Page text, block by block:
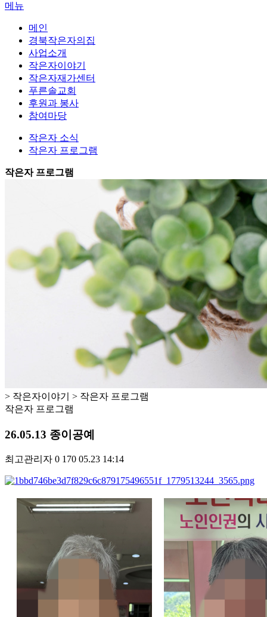
메뉴
메인
경북작은자의집
사업소개
작은자이야기
작은자재가센터
푸른솔교회
후원과 봉사
참여마당
작은자 소식
작은자 프로그램
작은자 프로그램
> 작은자이야기 > 작은자 프로그램
작은자 프로그램
26.05.13 종이공예
최고관리자 0 170 05.23 14:14